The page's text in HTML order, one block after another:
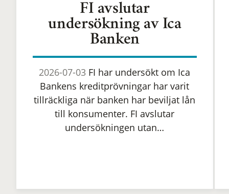
FI avslutar
undersökning av Ica
Banken
2026-07-03 FI har undersökt om Ica
Bankens kreditprövningar har varit
tillräckliga när banken har beviljat lån
till konsumenter. FI avslutar
undersökningen utan…